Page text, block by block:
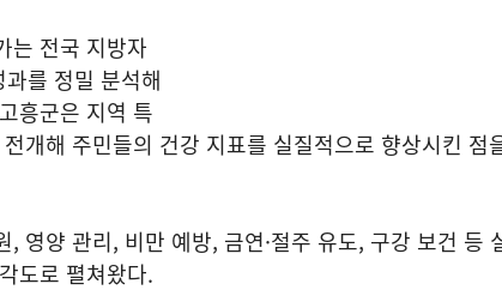
는 전국 지방자
를 정밀 분석해
흥군은 지역 특
개해 주민들의 건강 지표를 실질적으로 향상시킨 점
, 영양 관리, 비만 예방, 금연·절주 유도, 구강 보건 등
도로 펼쳐왔다.